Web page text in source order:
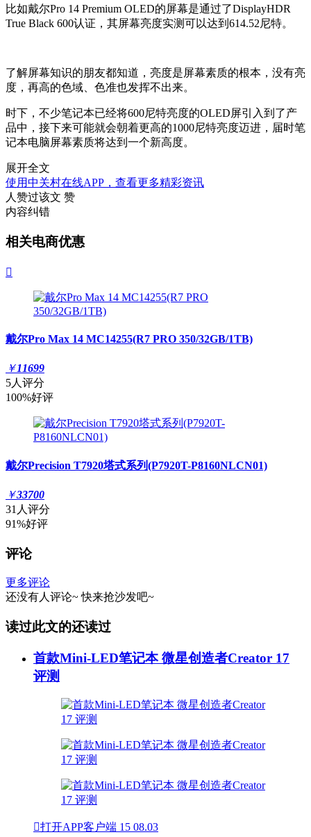
比如戴尔Pro 14 Premium OLED的屏幕是通过了DisplayHDR
True Black 600认证，其屏幕亮度实测可以达到614.52尼特。
了解屏幕知识的朋友都知道，亮度是屏幕素质的根本，没有亮
度，再高的色域、色准也发挥不出来。
时下，不少笔记本已经将600尼特亮度的OLED屏引入到了产
品中，接下来可能就会朝着更高的1000尼特亮度迈进，届时笔
记本电脑屏幕素质将达到一个新高度。
展开全文
使用中关村在线APP，查看更多精彩资讯
人赞过该文 赞
内容纠错
相关电商优惠

戴尔Pro Max 14 MC14255(R7 PRO 350/32GB/1TB)
￥11699
5人评分
100%好评
戴尔Precision T7920塔式系列(P7920T-P8160NLCN01)
￥33700
31人评分
91%好评
评论
更多评论
还没有人评论~ 快来抢沙发吧~
读过此文的还读过
首款Mini-LED笔记本 微星创造者Creator 17
评测
打开APP客户端 15 08.03